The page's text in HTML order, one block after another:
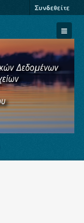
Συνδεθείτε